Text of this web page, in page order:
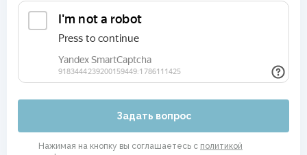
Задать вопрос
Нажимая на кнопку вы соглашаетесь с политикой